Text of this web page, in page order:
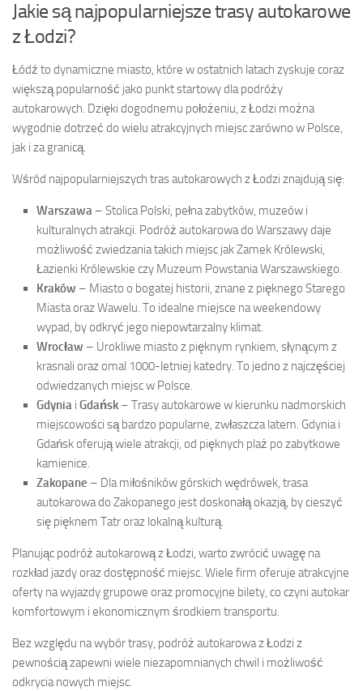
Jakie są najpopularniejsze trasy autokarowe
z Łodzi?
Łódź to dynamiczne miasto, które w ostatnich latach zyskuje coraz
większą popularność jako punkt startowy dla podróży
autokarowych. Dzięki dogodnemu położeniu, z Łodzi można
wygodnie dotrzeć do wielu atrakcyjnych miejsc zarówno w Polsce,
jak i za granicą.
Wśród najpopularniejszych tras autokarowych z Łodzi znajdują się:
Warszawa – Stolica Polski, pełna zabytków, muzeów i
kulturalnych atrakcji. Podróż autokarowa do Warszawy daje
możliwość zwiedzania takich miejsc jak Zamek Królewski,
Łazienki Królewskie czy Muzeum Powstania Warszawskiego.
Kraków – Miasto o bogatej historii, znane z pięknego Starego
Miasta oraz Wawelu. To idealne miejsce na weekendowy
wypad, by odkryć jego niepowtarzalny klimat.
Wrocław – Urokliwe miasto z pięknym rynkiem, słynącym z
krasnali oraz omal 1000-letniej katedry. To jedno z najczęściej
odwiedzanych miejsc w Polsce.
Gdynia i Gdańsk – Trasy autokarowe w kierunku nadmorskich
miejscowości są bardzo popularne, zwłaszcza latem. Gdynia i
Gdańsk oferują wiele atrakcji, od pięknych plaż po zabytkowe
kamienice.
Zakopane – Dla miłośników górskich wędrówek, trasa
autokarowa do Zakopanego jest doskonałą okazją, by cieszyć
się pięknem Tatr oraz lokalną kulturą.
Planując podróż autokarową z Łodzi, warto zwrócić uwagę na
rozkład jazdy oraz dostępność miejsc. Wiele firm oferuje atrakcyjne
oferty na wyjazdy grupowe oraz promocyjne bilety, co czyni autokar
komfortowym i ekonomicznym środkiem transportu.
Bez względu na wybór trasy, podróż autokarowa z Łodzi z
pewnością zapewni wiele niezapomnianych chwil i możliwość
odkrycia nowych miejsc.